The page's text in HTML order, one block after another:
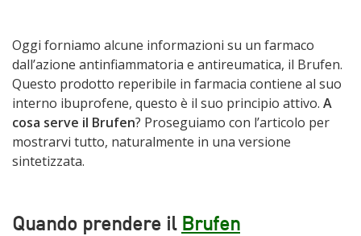
Oggi forniamo alcune informazioni su un farmaco
dall’azione antinfiammatoria e antireumatica, il Brufen.
Questo prodotto reperibile in farmacia contiene al suo
interno ibuprofene, questo è il suo principio attivo. A
cosa serve il Brufen? Proseguiamo con l’articolo per
mostrarvi tutto, naturalmente in una versione
sintetizzata.
Quando prendere il Brufen